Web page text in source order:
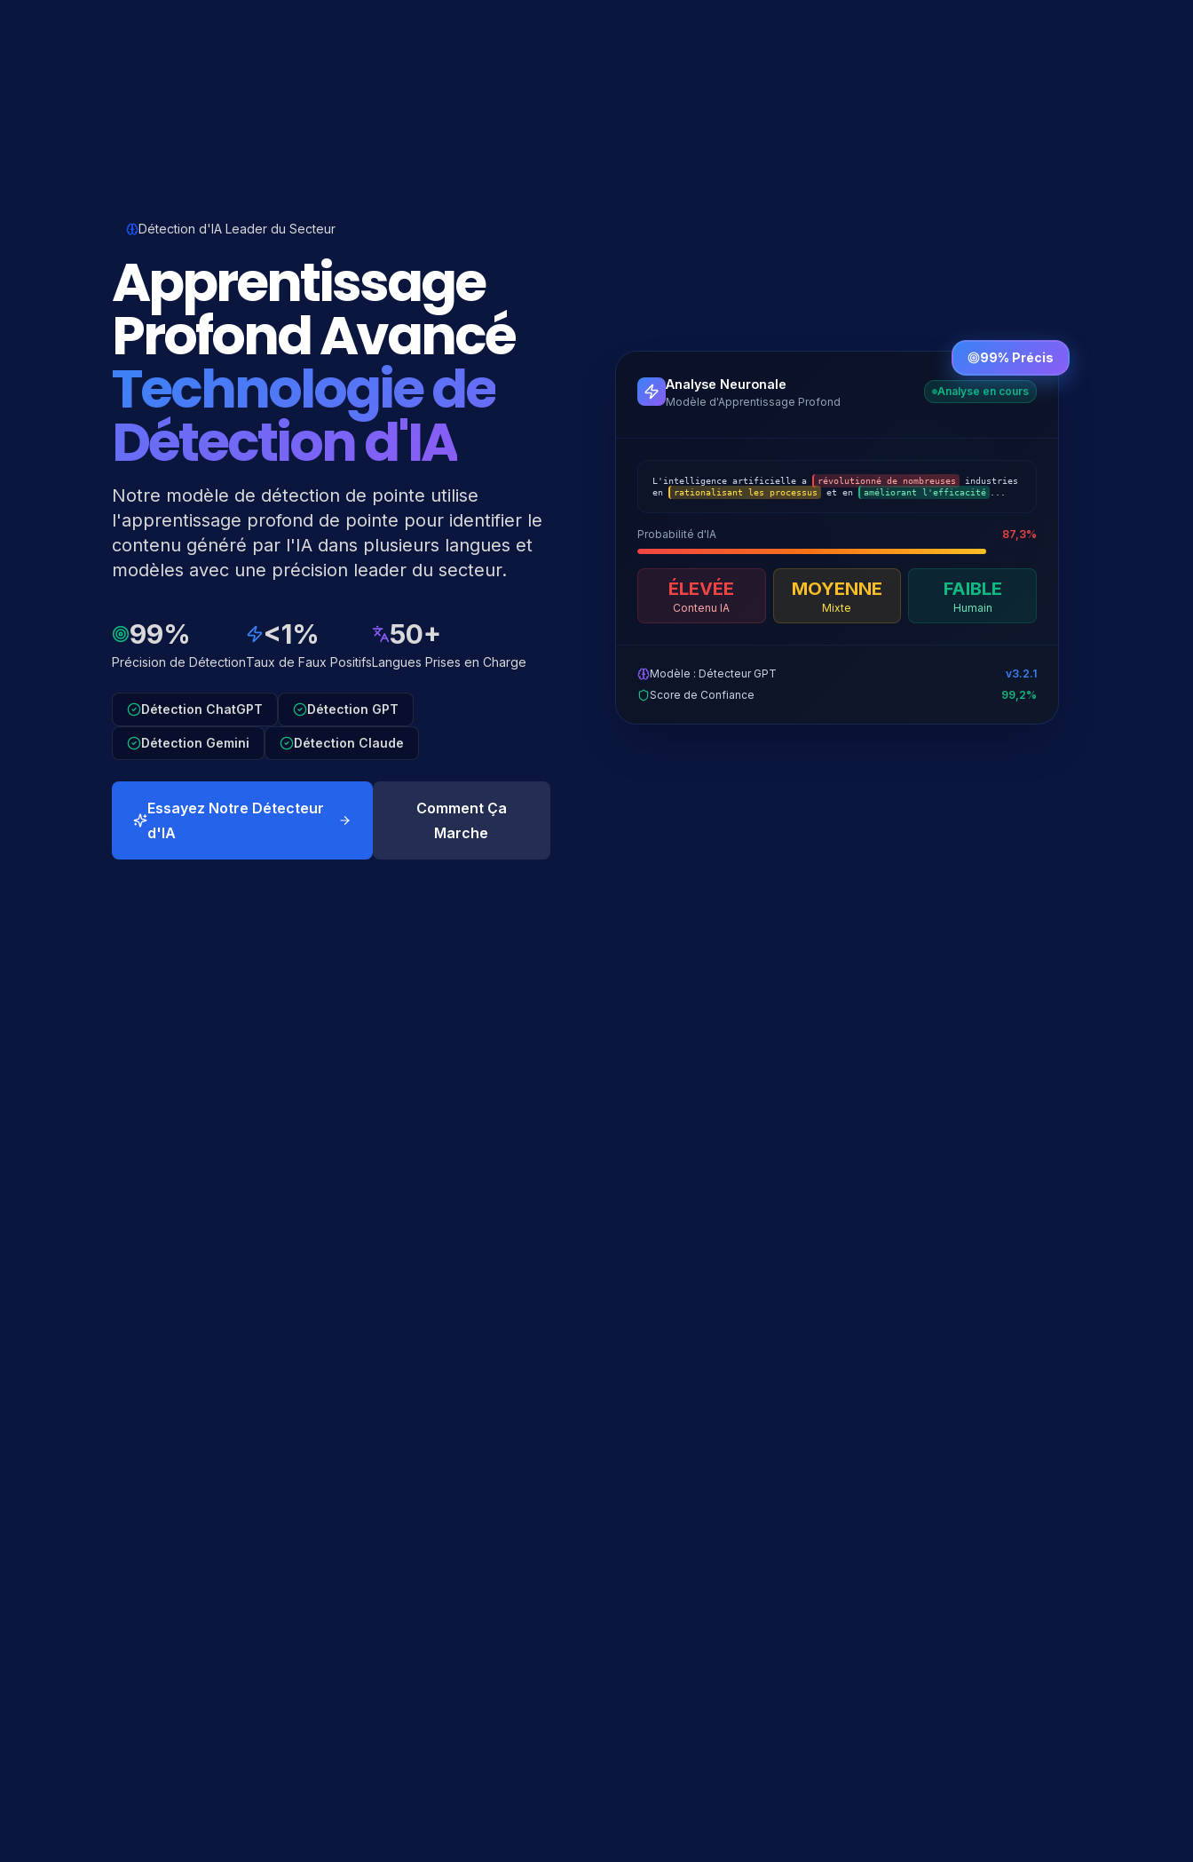
Détection d'IA Leader du Secteur
Apprentissage
Profond Avancé
Technologie de
Détection d'IA
Notre modèle de détection de pointe utilise
l'apprentissage profond de pointe pour identifier le
contenu généré par l'IA dans plusieurs langues et
modèles avec une précision leader du secteur.
99%
Précision de Détection
<1%
Taux de Faux Positifs
50+
Langues Prises en Charge
Détection ChatGPT Détection GPT
Détection Gemini Détection Claude
Essayez Notre Détecteur
d'IA
Comment Ça
Marche
Analyse Neuronale
Modèle d'Apprentissage Profond
Analyse en cours
L'intelligence artificielle a révolutionné de nombreuses
industries
en
rationalisant les processus et en améliorant l'efficacité ...
Probabilité d'IA 87,3%
ÉLEVÉE
Contenu IA
MOYENNE
Mixte
FAIBLE
Humain
Modèle : Détecteur GPT
v3.2.1
Score de Confiance
99,2%
99% Précis